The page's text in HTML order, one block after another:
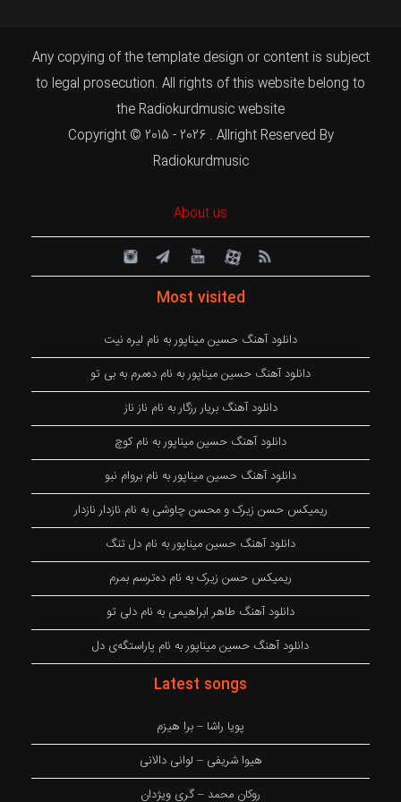
Any copying of the template design or content is subject
to legal prosecution. All rights of this website belong to
the Radiokurdmusic website
Copyright © 2015 - 2026 . Allright Reserved By
Radiokurdmusic
About us
Most visited
دانلود آهنگ حسین میناپور به نام لیره نیت
دانلود آهنگ حسین میناپور به نام دەمرم بە بی تو
دانلود آهنگ بریار رزگار به نام ناز ناز
دانلود آهنگ حسین میناپور به نام کوچ
دانلود آهنگ حسین میناپور به نام بروام نبو
ریمیکس حسن زیرک و محسن چاوشی به نام نازدار نازدار
دانلود آهنگ حسین میناپور به نام دل تنگ
ریمیکس حسن زیرک به نام دەترسم بمرم
دانلود آهنگ طاهر ابراهیمی به نام دلی تو
دانلود آهنگ حسین میناپور به نام پاراستگەی دل
Latest songs
پویا راشا – برا هیزم
هیوا شریفی – لوانی دالانی
روکان محمد – گری ویژدان